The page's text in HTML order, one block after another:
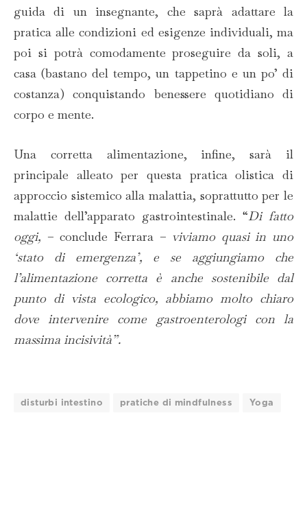
guida di un insegnante, che saprà adattare la
pratica alle condizioni ed esigenze individuali, ma
poi si potrà comodamente proseguire da soli, a
casa (bastano del tempo, un tappetino e un po’ di
costanza) conquistando benessere quotidiano di
corpo e mente.
Una corretta alimentazione, infine, sarà il
principale alleato per questa pratica olistica di
approccio sistemico alla malattia, soprattutto per le
malattie dell’apparato gastrointestinale. “Di fatto
oggi, – conclude Ferrara – viviamo quasi in uno
‘stato di emergenza’, e se aggiungiamo che
l’alimentazione corretta è anche sostenibile dal
punto di vista ecologico, abbiamo molto chiaro
dove intervenire come gastroenterologi con la
massima incisività”.
disturbi intestino pratiche di mindfulness Yoga